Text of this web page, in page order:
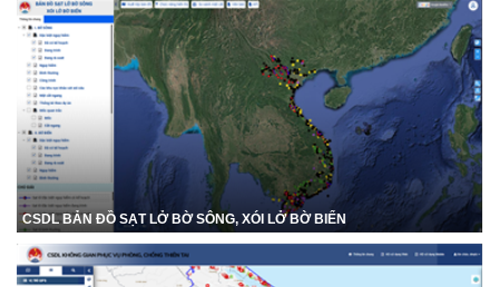
CSDL BẢN ĐỒ SẠT LỞ BỜ SÔNG, XÓI LỞ BỜ BIỂN